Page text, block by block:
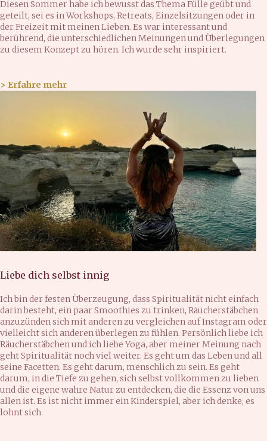
Diesen Sommer habe ich bewusst das Thema Fülle geübt und
geteilt, sei es in Workshops, Retreats, Einzelsitzungen oder in
der Freizeit mit meinen Lieben. Es war interessant und
berührend, die unterschiedlichen Meinungen und Überlegungen
zu diesem Konzept zu hören. Ich wurde sehr inspiriert.
> Erfahre mehr
Liebe dich selbst innig
Ich bin der festen Überzeugung, dass Spiritualität nicht einfach
darin besteht, ein paar Smoothies zu trinken, Räucherstäbchen
anzuzünden sich mit anderen zu vergleichen auf Instagram oder
vielleicht sich anderen überlegen zu fühlen. Persönlich liebe ich
Räucherstäbchen und ich liebe Yoga, aber meiner Meinung nach
geht Spiritualität noch viel weiter. Es geht um das Leben und all
seine Facetten. Es geht darum, menschlich zu sein. Es geht
darum, in die Tiefe zu gehen, sich selbst vollkommen zu lieben
und die eigene wahre Natur zu entdecken, die die Essenz von uns
allen ist. Es ist nicht immer ein Kinderspiel, aber ich denke, es
lohnt sich.